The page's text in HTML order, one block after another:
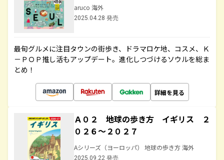
aruco 海外
2025.04.28 発売
最旬グルメに注目タウンの街歩き、ドラマロケ地、コスメ、Ｋ
－ＰＯＰ推し活もアップデート。進化しつづけるソウルを総ま
とめ！
詳細を見る
Ａ０２ 地球の歩き方 イギリス ２
０２６～２０２７
Aシリーズ（ヨーロッパ） 地球の歩き方 海外
2025.09.22 発売